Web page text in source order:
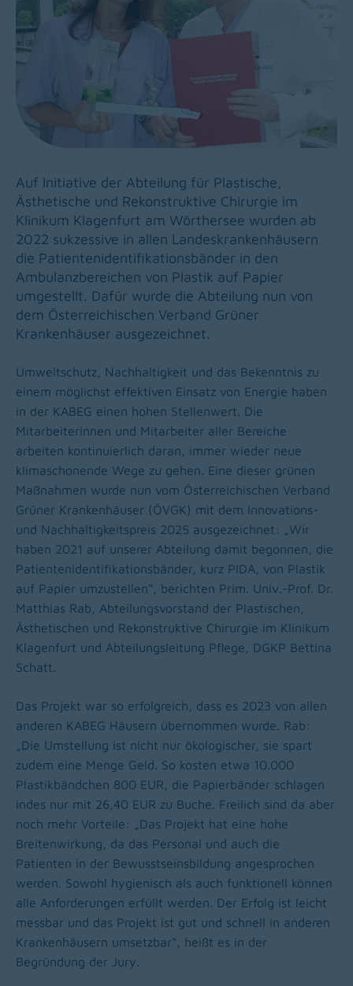
Auf Initiative der Abteilung für Plastische,
Ästhetische und Rekonstruktive Chirurgie im
Klinikum Klagenfurt am Wörthersee wurden ab
2022 sukzessive in allen Landeskrankenhäusern
die Patientenidentifikationsbänder in den
Ambulanzbereichen von Plastik auf Papier
umgestellt. Dafür wurde die Abteilung nun von
dem Österreichischen Verband Grüner
Krankenhäuser ausgezeichnet.
Umweltschutz, Nachhaltigkeit und das Bekenntnis zu
einem möglichst effektiven Einsatz von Energie haben
in der KABEG einen hohen Stellenwert. Die
Mitarbeiterinnen und Mitarbeiter aller Bereiche
arbeiten kontinuierlich daran, immer wieder neue
klimaschonende Wege zu gehen. Eine dieser grünen
Maßnahmen wurde nun vom Österreichischen Verband
Grüner Krankenhäuser (ÖVGK) mit dem Innovations-
und Nachhaltigkeitspreis 2025 ausgezeichnet: „Wir
haben 2021 auf unserer Abteilung damit begonnen, die
Patientenidentifikationsbänder, kurz PIDA, von Plastik
auf Papier umzustellen“, berichten Prim. Univ.-Prof. Dr.
Matthias Rab, Abteilungsvorstand der Plastischen,
Ästhetischen und Rekonstruktive Chirurgie im Klinikum
Klagenfurt und Abteilungsleitung Pflege, DGKP Bettina
Schatt.
Das Projekt war so erfolgreich, dass es 2023 von allen
anderen KABEG Häusern übernommen wurde. Rab:
„Die Umstellung ist nicht nur ökologischer, sie spart
zudem eine Menge Geld. So kosten etwa 10.000
Plastikbändchen 800 EUR, die Papierbänder schlagen
indes nur mit 26,40 EUR zu Buche. Freilich sind da aber
noch mehr Vorteile: „Das Projekt hat eine hohe
Breitenwirkung, da das Personal und auch die
Patienten in der Bewusstseinsbildung angesprochen
werden. Sowohl hygienisch als auch funktionell können
alle Anforderungen erfüllt werden. Der Erfolg ist leicht
messbar und das Projekt ist gut und schnell in anderen
Krankenhäusern umsetzbar“, heißt es in der
Begründung der Jury.